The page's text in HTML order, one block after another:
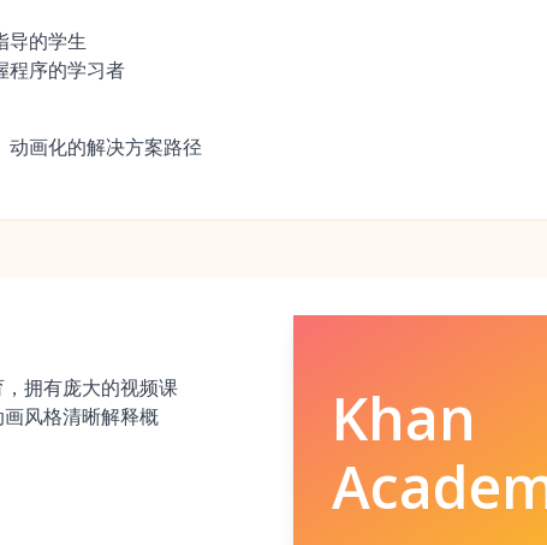
导的学生
程序的学习者
动画化的解决方案路径
拥有庞大的视频课
风格清晰解释概
Khan